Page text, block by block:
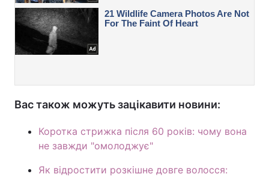
Вас також можуть зацікавити новини:
Коротка стрижка після 60 років: чому вона
не завжди "омолоджує"
Як відростити розкішне довге волосся: